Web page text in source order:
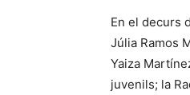
En el decurs
Júlia Ramos
Yaiza
juvenils; la